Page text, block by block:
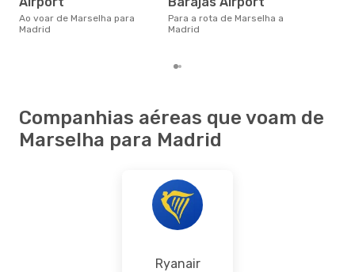
Ao voar de Marselha para
Madrid
Para a rota de Marselha a
Madrid
Companhias aéreas que voam de
Marselha para Madrid
Ryanair